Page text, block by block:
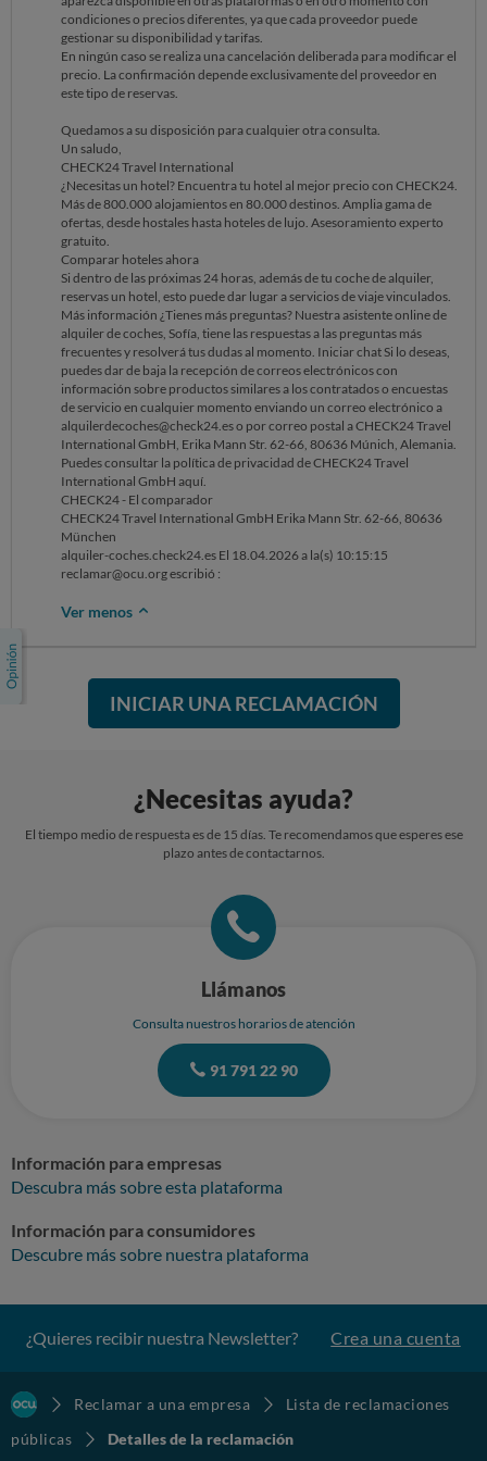
CHECK24 - El comparador
CHECK24 Travel International GmbH Erika Mann Str. 62-66, 80636
München
alquiler-coches.check24.es El 15.04.2026 a la(s) 12:30:27
reclamar@ocu.org escribió :
condiciones o precios diferentes, ya que cada proveedor puede
gestionar su disponibilidad y tarifas.
En ningún caso se realiza una cancelación deliberada para modificar el
precio. La confirmación depende exclusivamente del proveedor en
este tipo de reservas.
Quedamos a su disposición para cualquier otra consulta.
Un saludo,
CHECK24 Travel International
¿Necesitas un hotel? Encuentra tu hotel al mejor precio con CHECK24.
Más de 800.000 alojamientos en 80.000 destinos. Amplia gama de
ofertas, desde hostales hasta hoteles de lujo. Asesoramiento experto
gratuito.
Comparar hoteles ahora
Si dentro de las próximas 24 horas, además de tu coche de alquiler,
reservas un hotel, esto puede dar lugar a servicios de viaje vinculados.
Más información ¿Tienes más preguntas? Nuestra asistente online de
alquiler de coches, Sofía, tiene las respuestas a las preguntas más
frecuentes y resolverá tus dudas al momento. Iniciar chat Si lo deseas,
puedes dar de baja la recepción de correos electrónicos con
información sobre productos similares a los contratados o encuestas
de servicio en cualquier momento enviando un correo electrónico a
alquilerdecoches@check24.es o por correo postal a CHECK24 Travel
International GmbH, Erika Mann Str. 62-66, 80636 Múnich, Alemania.
Puedes consultar la política de privacidad de CHECK24 Travel
International GmbH aquí.
CHECK24 - El comparador
CHECK24 Travel International GmbH Erika Mann Str. 62-66, 80636
München
alquiler-coches.check24.es El 18.04.2026 a la(s) 10:15:15
reclamar@ocu.org escribió :
Ver menos
INICIAR UNA RECLAMACIÓN
¿Necesitas ayuda?
El tiempo medio de respuesta es de 15 días. Te recomendamos que esperes ese
plazo antes de contactarnos.
Llámanos
Consulta nuestros horarios de atención
91 791 22 90
Información para empresas
Descubra más sobre esta plataforma
Información para consumidores
Descubre más sobre nuestra plataforma
¿Quieres recibir nuestra Newsletter? Crea una cuenta
Reclamar a una empresa
Lista de reclamaciones
públicas
Detalles de la reclamación